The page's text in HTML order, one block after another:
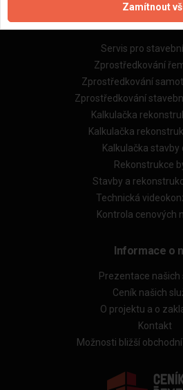
Naše
Servis pro
Zprostředkování
Zprostředkování
Zprostředkování
Kalkulačka
Kalkulačka
Kalkulačka stavby
Rekonstrukce
Stavby a
Technická
Kontrola cenových
Informace o
Prezentace našich
Ceník našich
O projektu a o
Kontakt
Možnosti bližší
Zamítnout